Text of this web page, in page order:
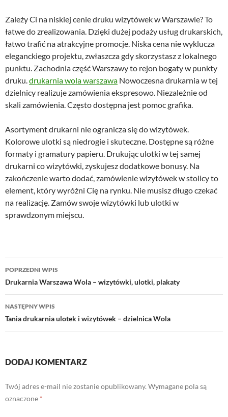
Zależy Ci na niskiej cenie druku wizytówek w Warszawie? To
łatwe do zrealizowania. Dzięki dużej podaży usług drukarskich,
łatwo trafić na atrakcyjne promocje. Niska cena nie wyklucza
eleganckiego projektu, zwłaszcza gdy skorzystasz z lokalnego
punktu. Zachodnia część Warszawy to rejon bogaty w punkty
druku. drukarnia wola warszawa Nowoczesna drukarnia w tej
dzielnicy realizuje zamówienia ekspresowo. Niezależnie od
skali zamówienia. Często dostępna jest pomoc grafika.
Asortyment drukarni nie ogranicza się do wizytówek.
Kolorowe ulotki są niedrogie i skuteczne. Dostępne są różne
formaty i gramatury papieru. Drukując ulotki w tej samej
drukarni co wizytówki, zyskujesz dodatkowe bonusy. Na
zakończenie warto dodać, zamówienie wizytówek w stolicy to
element, który wyróżni Cię na rynku. Nie musisz długo czekać
na realizację. Zamów swoje wizytówki lub ulotki w
sprawdzonym miejscu.
Nawigacja
wpisu
POPRZEDNI WPIS
Drukarnia Warszawa Wola – wizytówki, ulotki, plakaty
NASTĘPNY WPIS
Tania drukarnia ulotek i wizytówek – dzielnica Wola
DODAJ KOMENTARZ
Twój adres e-mail nie zostanie opublikowany. Wymagane pola są
oznaczone *